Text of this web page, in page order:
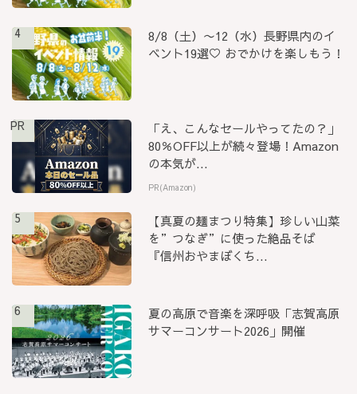
4
8/8（土）〜12（水）長野県内のイ
ベント19選♡ おでかけを楽しもう！
PR
「え、こんなセールやってたの？」
80％OFF以上が続々登場！Amazon
の本気が...
PR(Amazon)
5
【真夏の麺まつり特集】珍しい山菜
を”つなぎ”に使った絶品そば
『信州おやまぼくち...
6
夏の高原で音楽を深呼吸「志賀高原
サマーコンサート2026」開催